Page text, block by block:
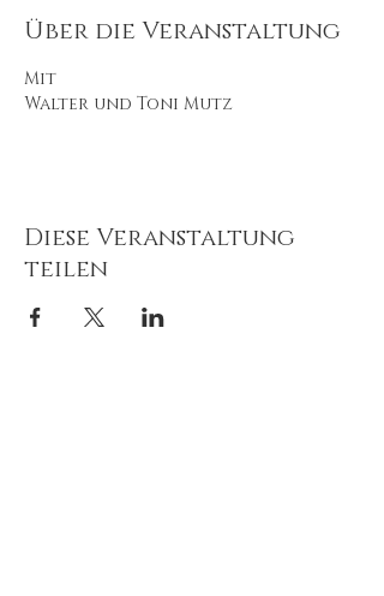
Über die Veranstaltung
Mit
Walter und Toni Mutz
Diese Veranstaltung
teilen